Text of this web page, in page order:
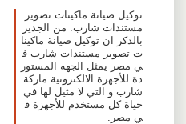
توكيل صيانة ماكينات تصوير
مستندات شارب. من الجدير
بالذكر ان توكيل صيانة ماكينا
ت تصوير مستندات شارب ف
ي مصر يمثل الجهه المستور
دة للأجهزة الالكترونية ماركة
شارب و التي لا مثيل لها في
حياة كل مستخدم للأجهزة ف
ي مصر.